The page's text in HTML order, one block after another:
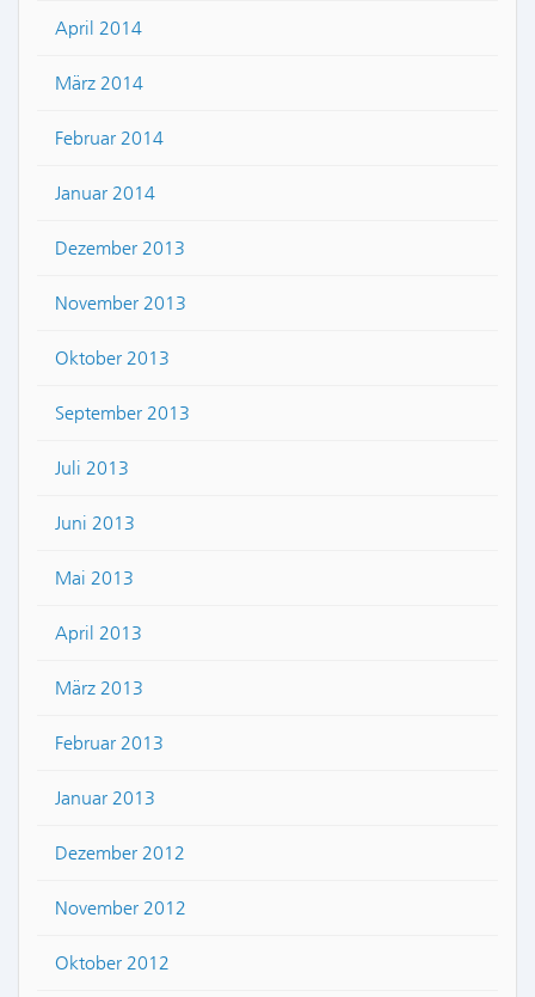
April 2014
März 2014
Februar 2014
Januar 2014
Dezember 2013
November 2013
Oktober 2013
September 2013
Juli 2013
Juni 2013
Mai 2013
April 2013
März 2013
Februar 2013
Januar 2013
Dezember 2012
November 2012
Oktober 2012